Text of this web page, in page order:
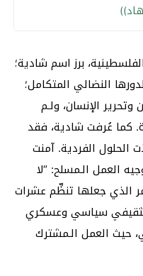
برز اسم شادية؛
النضالي المتكامل؛
الإنسان، ولـم
كما عُرفت شادية، فقد
الحلول الفردية. آمنت
العمل الـمسلح: “لا
الذي جعلها تنظِّم عشرات
تثقيفي سياسي وعسكري
حيث العمل الـمشترك